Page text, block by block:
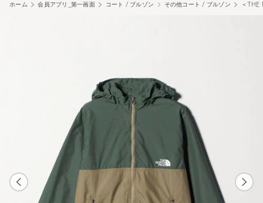
ホーム 会員アプリ_第一画面 コート / ブルゾン その他コート / ブルゾン ＜THE